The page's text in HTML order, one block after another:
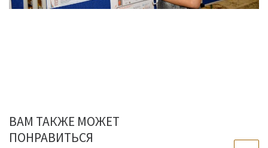
ВАМ ТАКЖЕ МОЖЕТ
ПОНРАВИТЬСЯ